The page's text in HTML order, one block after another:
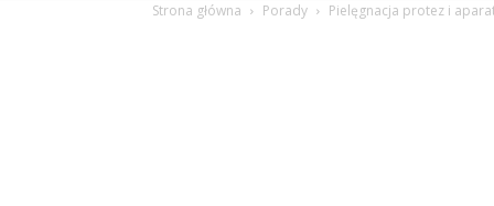
Strona główna Porady Pielęgnacja protez i